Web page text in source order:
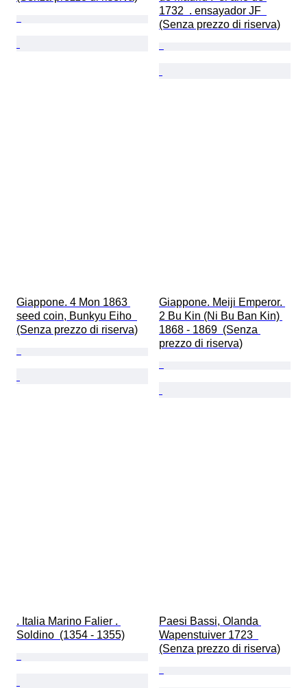
1732  . ensayador JF
(Senza prezzo di riserva)
Giappone. 4 Mon 1863
seed coin, Bunkyu Eiho
(Senza prezzo di riserva)
Giappone. Meiji Emperor.
2 Bu Kin (Ni Bu Ban Kin)
1868 - 1869  (Senza
prezzo di riserva)
. Italia Marino Falier .
Soldino  (1354 - 1355)
Paesi Bassi, Olanda
Wapenstuiver 1723
(Senza prezzo di riserva)